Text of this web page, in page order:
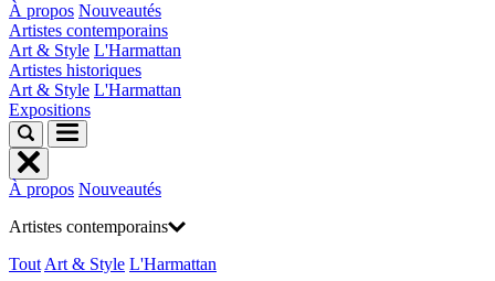
À propos Nouveautés
Artistes contemporains
Art & Style L'Harmattan
Artistes historiques
Art & Style L'Harmattan
Expositions
À propos Nouveautés
Artistes contemporains
Tout Art & Style L'Harmattan